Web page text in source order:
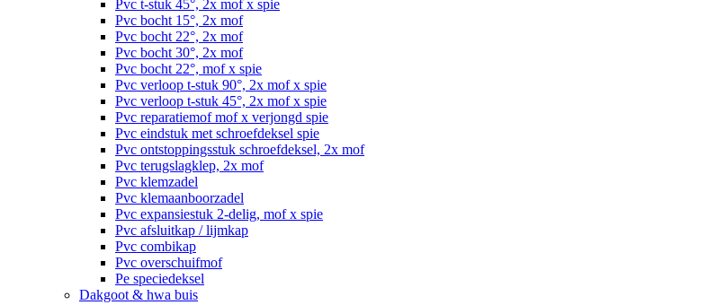
Pvc t-stuk 45°, 2x mof x spie
Pvc bocht 15°, 2x mof
Pvc bocht 22°, 2x mof
Pvc bocht 30°, 2x mof
Pvc bocht 22°, mof x spie
Pvc verloop t-stuk 90°, 2x mof x spie
Pvc verloop t-stuk 45°, 2x mof x spie
Pvc reparatiemof mof x verjongd spie
Pvc eindstuk met schroefdeksel spie
Pvc ontstoppingsstuk schroefdeksel, 2x mof
Pvc terugslagklep, 2x mof
Pvc klemzadel
Pvc klemaanboorzadel
Pvc expansiestuk 2-delig, mof x spie
Pvc afsluitkap / lijmkap
Pvc combikap
Pvc overschuifmof
Pe speciedeksel
Dakgoot & hwa buis